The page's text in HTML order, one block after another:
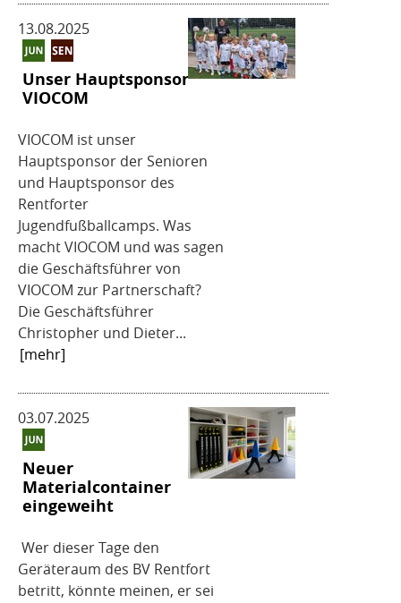
13.08.2025
Unser Hauptsponsor
VIOCOM
VIOCOM ist unser
Hauptsponsor der Senioren
und Hauptsponsor des
Rentforter
Jugendfußballcamps. Was
macht VIOCOM und was sagen
die Geschäftsführer von
VIOCOM zur Partnerschaft?
Die Geschäftsführer
Christopher und Dieter...
[mehr]
03.07.2025
Neuer
Materialcontainer
eingeweiht
Wer dieser Tage den
Geräteraum des BV Rentfort
betritt, könnte meinen, er sei